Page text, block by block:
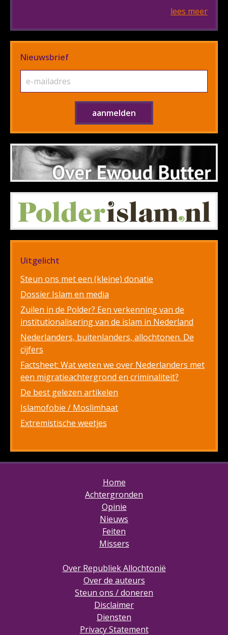
lees meer
Nieuwsbrief
Uitgelicht
Steun ons met een (kleine) donatie
Dossier Islam en media
Zuilen in de Polder? Een verkenning van de
institutionalisering van de islam in Nederland
Nederlanders, buitenlanders, allochtonen. De
cijfers
Factsheet: Wat weten we over Nederlanders met
een migratieachtergrond en criminaliteit?
De best gelezen artikelen
Islamofobie / Moslimhaat
Extremistische weetjes
Home
Achtergronden
Opinie
Nieuws
Feiten
Missers
Over Republiek Allochtonië
Over de auteurs
Steun ons / doneren
Disclaimer
Diensten
Privacy Statement